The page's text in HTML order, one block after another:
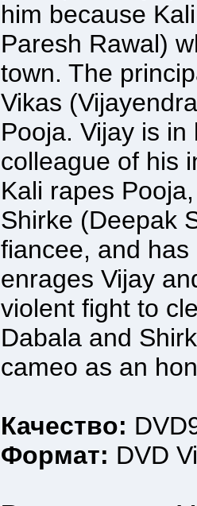
him because
Paresh Rawal)
town. The
Vikas
Pooja. Vijay is
colleague of his
Kali rapes
Shirke (Deepak
fiancee, and
enrages Vijay
violent fight to
Dabala and
cameo as an
Качество:
Формат: DVD